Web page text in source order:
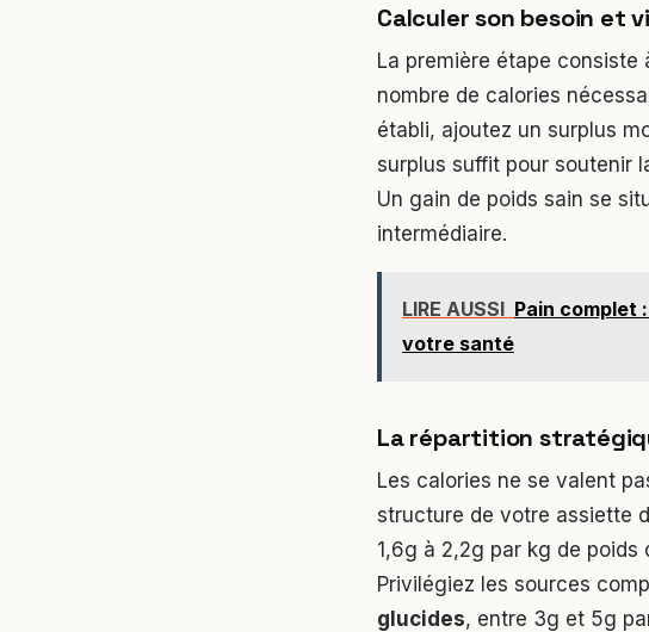
Calculer son besoin et
La première étape
nombre de calories
établi, ajoutez un surplus
surplus suffit pour soutenir
Un gain de poids sain se
intermédiaire.
LIRE AUSSI Pain complet
votre santé
La répartition
Les calories ne se valent
structure de votre assiette
1,6g à 2,2g par kg de
Privilégiez les sources
glucides, entre 3g et 5g